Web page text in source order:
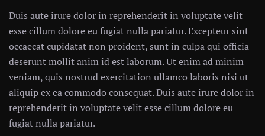
Duis aute irure dolor in reprehenderit in voluptate velit
esse cillum dolore eu fugiat nulla pariatur. Excepteur sint
occaecat cupidatat non proident, sunt in culpa qui officia
deserunt mollit anim id est laborum. Ut enim ad minim
veniam, quis nostrud exercitation ullamco laboris nisi ut
aliquip ex ea commodo consequat. Duis aute irure dolor in
reprehenderit in voluptate velit esse cillum dolore eu
fugiat nulla pariatur.